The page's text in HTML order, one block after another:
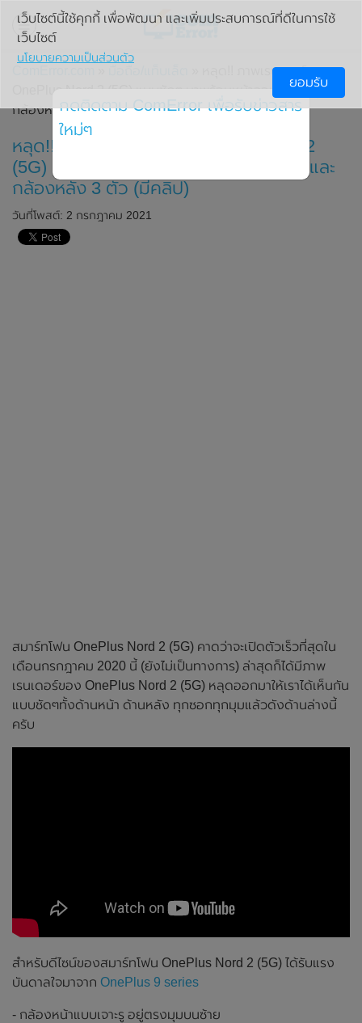
» หลุด!! ภาพเรนเดอร์ของ
OnePlus Nord 2 (5G) แบบชัดๆ มาพร้อมหน้าจอแบบเจาะรู และ
กล้องหลัง 3 ตัว (มีคลิป)
หลุด!! ภาพเรนเดอร์ของ OnePlus Nord 2
(5G) แบบชัดๆ มาพร้อมหน้าจอแบบเจาะรู และ
กล้องหลัง 3 ตัว (มีคลิป)
วันที่โพสต์: 2 กรกฎาคม 2021
สมาร์ทโฟน OnePlus Nord 2 (5G) คาดว่าจะเปิดตัวเร็วที่สุดใน
เดือนกรกฎาคม 2020 นี้ (ยังไม่เป็นทางการ) ล่าสุดก็ได้มีภาพ
เรนเดอร์ของ OnePlus Nord 2 (5G) หลุดออกมาให้เราได้เห็นกัน
แบบชัดๆทั้งด้านหน้า ด้านหลัง ทุกซอกทุกมุมแล้วดังด้านล่างนี้
ครับ
สำหรับดีไซน์ของสมาร์ทโฟน OnePlus Nord 2 (5G) ได้รับแรง
บันดาลใจมาจาก OnePlus 9 series
- กล้องหน้าแบบเจาะรู อยู่ตรงมุมบนซ้าย
เว็บไซต์นี้ใช้คุกกี้ เพื่อพัฒนา และเพิ่มประสบการณ์ที่ดีในการใช้
เว็บไซต์
นโยบายความเป็นส่วนตัว
ยอมรับ
กดติดตาม ComError เพื่อรับข่าวสาร
ใหม่ๆ